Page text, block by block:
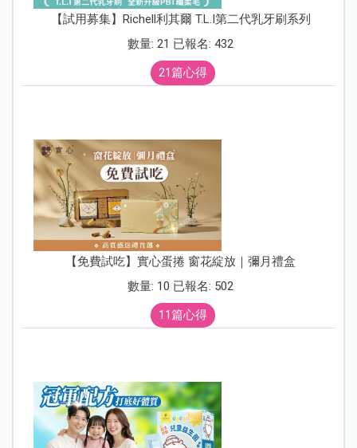
【試用募集】Richell利其爾 T.L.I第二代乳牙刷系列
數量: 21 已報名: 432
21篇心得
【免費試吃】實心蛋捲 窗花綻放｜彌月禮盒
數量: 10 已報名: 502
11篇心得